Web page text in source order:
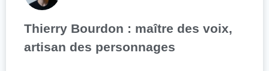
Thierry Bourdon : maître des voix,
artisan des personnages